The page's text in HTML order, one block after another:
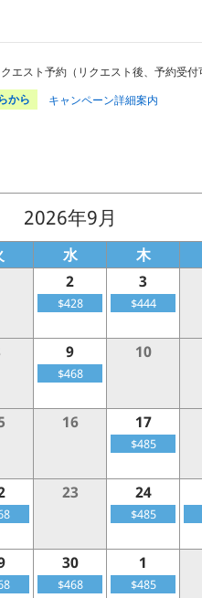
エスト予約（リクエスト後、予約受付
から
キャンペーン詳細案内
2026年9月
水 木
2
$428
3
$444
9
$468
10
16 17
$485
23 24
$485
30
$468
1
$485